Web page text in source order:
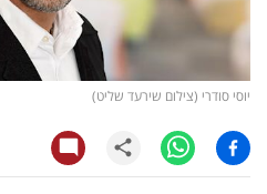
ויראלי
טלוויזיה
עסקי
ספורט
יוסי סודרי (צילום שירעד שליט)